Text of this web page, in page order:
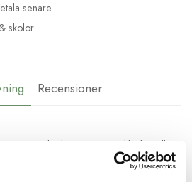
senare
skolor
Recensioner
är av hög kvalité och passar lika bra till
Det består av 6
glans och kan delas upp efter